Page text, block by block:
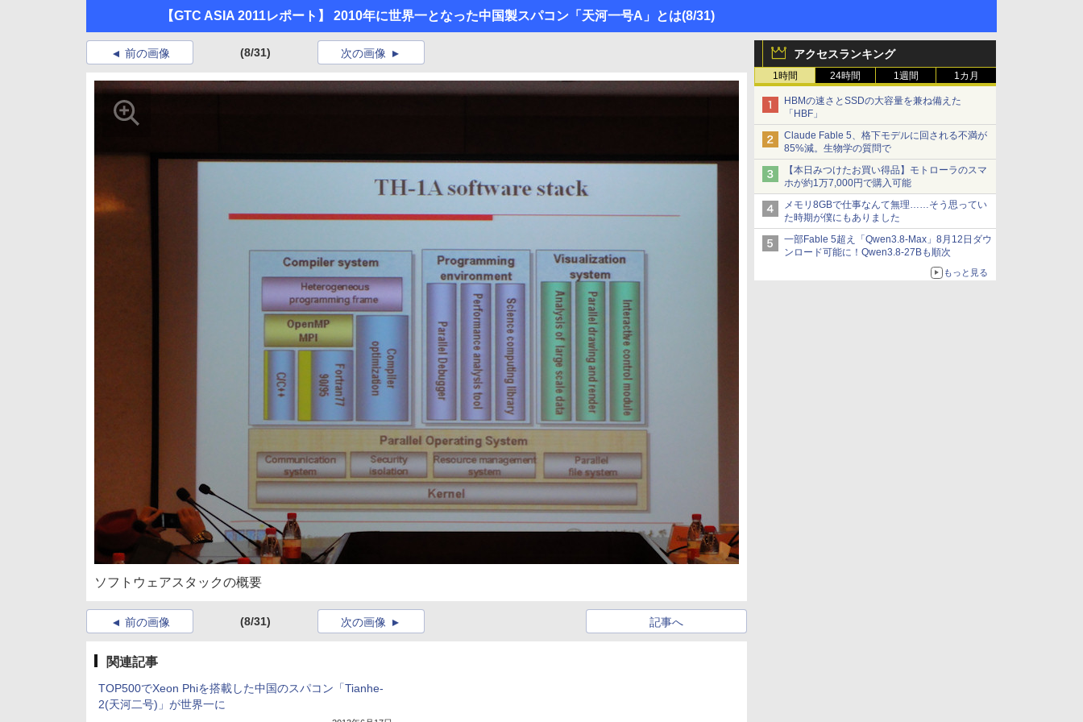
【GTC ASIA 2011レポート】 2010年に世界一となった中国製スパコン「天河一号A」とは(8/31)
アクセスランキング
1時間 24時間 1週間 1カ月
HBMの速さとSSDの大容量を兼ね備えた
「HBF」
Claude Fable 5、格下モデルに回される不満が
85%減。生物学の質問で
【本日みつけたお買い得品】モトローラのスマ
ホが約1万7,000円で購入可能
メモリ8GBで仕事なんて無理……そう思ってい
た時期が僕にもありました
一部Fable 5超え「Qwen3.8-Max」8月12日ダウ
ンロード可能に！Qwen3.8-27Bも順次
もっと見る
前の画像 (8/31) 次の画像
ソフトウェアスタックの概要
前の画像 (8/31) 記事へ
次の画像
関連記事
TOP500でXeon Phiを搭載した中国のスパコン「Tianhe-
2(天河二号)」が世界一に